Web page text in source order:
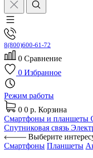
8(800)600-61-72
0 Сравнение
0 Избранное
Режим работы
0 0 р. Корзина
Смартфоны и планшеты
Спутниковая связь
Выберите
Смартфоны Планшеты